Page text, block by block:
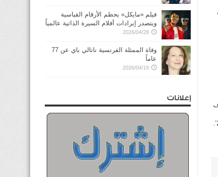
فيلم «مايكل» يحطم الأرقام القياسية
ويتصدر إيرادات أفلام السيرة الذاتية عالمياً
2026/04/28
وفاة الممثلة الفرنسية ناتالي باي عن 77
عاماً
2026/04/19
إعلانات